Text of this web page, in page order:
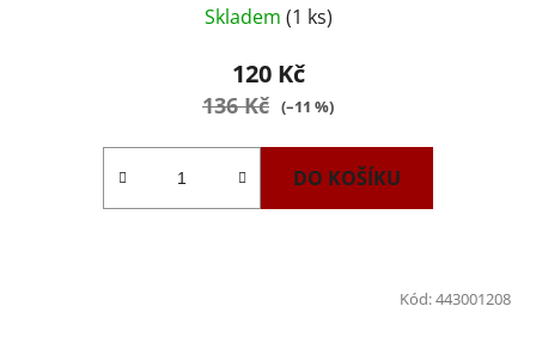
Skladem (1 ks)
120 Kč
136 Kč (–11 %)
DO KOŠÍKU
Kód:443001208